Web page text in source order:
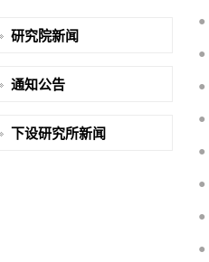
研究院新闻
通知公告
下设研究所新闻
●
●
●
●
●
●
●
●